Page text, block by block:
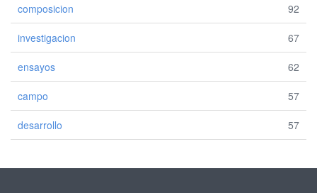
composicion 92
investigacion 67
ensayos 62
campo 57
desarrollo 57